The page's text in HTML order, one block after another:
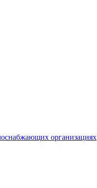
организациях